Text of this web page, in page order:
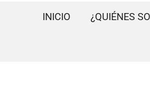
INICIO ¿QUIÉNES